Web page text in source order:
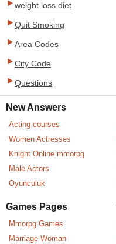
weight loss diet
Quit Smoking
Area Codes
City Code
Questions
New Answers
Acting courses
Women Actresses
Knight Online mmorpg
Male Actors
Oyunculuk
Games Pages
Mmorpg Games
Marriage Woman